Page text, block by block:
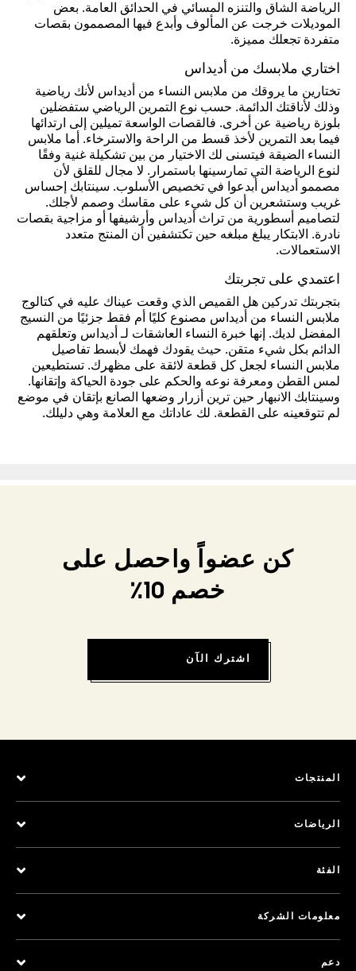
الرياضة الشاق والتنزه المسائي في الحدائق العامة. بعض
الموديلات خرجت عن المألوف وأبدع فيها المصممون بقصات
متفردة تجعلك مميزة.
اختاري ملابسك من أديداس
تختارين ما يروقك من ملابس النساء من أديداس لأنك رياضية
وذلك لأناقتك الدائمة. حسب نوع التمرين الرياضي ستفضلين
بلوزة رياضية عن أخرى. فالقصات الواسعة تميلين إلى ارتدائها
فيما بعد التمرين لأخذ قسط من الراحة والاسترخاء. أما ملابس
النساء الضيقة فيتسنى لك الاختيار من بين تشكيلة غنية وفقًا
لنوع الرياضة التي تمارسينها باستمرار. لا مجال للقلق لأن
مصممو أديداس أبدعوا في تخصيص الأسلوب. سينتابك إحساس
غريب وستشعرين أن كل شيء على مقاسك وصمم لأجلك.
لتصاميم أسطورية من تراث أديداس وأرشيفها أو مزاجية بقصات
نادرة. الابتكار يبلغ مبلغه حين تكتشفين أن المنتج متعدد
الاستعمالات.
اعتمدي على تجربتك
بتجربتك تدركين هل القميص الذي وقعت عيناك عليه في كتالوج
ملابس النساء من أديداس مصنوع كليًا أم فقط جزئيًا من النسيج
المفضل لديك. إنها خبرة النساء العاشقات لـ أديداس وتعلقهم
الدائم بكل شيء متقن. حيث يقودك فهمك لأبسط تفاصيل
ملابس النساء لجعل كل قطعة لائقة على مظهرك. تستطيعين
لمس القطن ومعرفة نوعه والحكم على جودة الحياكة وإتقانها.
وسينتابك الانبهار حين ترين أزرار وضعها الصانع بإتقان في موضع
لم تتوقعينه على القطعة. لك عاداتك مع العلامة وهي دليلك.
كن عضواً واحصل على
خصم 10٪
اشترك الآن
المنتجات
الرياضات
الفئة
معلومات الشركة
دعم